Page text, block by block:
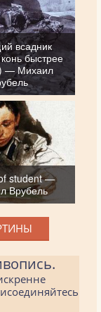
всадник
быстрее
— Михаил
student —
Врубель